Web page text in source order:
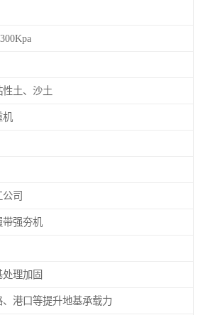
土、沙土
机
司
带强夯机
理加固
、港口等提升地基承载力